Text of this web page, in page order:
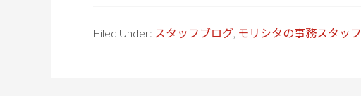
Filed Under: スタッフブログ, モリシタの事務スタッフ